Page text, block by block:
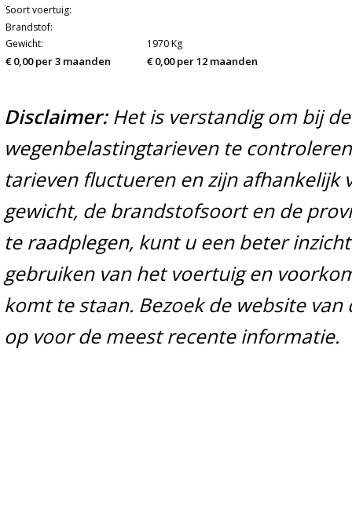
Soort voertuig:
Brandstof:
Gewicht:
1970 Kg
€ 0,00 per 3 maanden € 0,00 per 12 maanden
Disclaimer:Het is verstandig om bij
wegenbelastingtarieven te
tarieven fluctueren en zijn afhankelijk
gewicht, de brandstofsoort en de
te raadplegen, kunt u een beter
gebruiken van het voertuig en
komt te staan. Bezoek de website
op voor de meest recente informatie.